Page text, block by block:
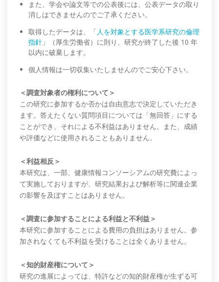
また、学会や論文等での公表後には、公表データの取り
消しはできませんのでご了承ください。
取得したデータは、「人を対象とする医学系研究の倫理
指針 」（厚生労働省）に則り、研究が終了した後 10 年
以内に破棄します。
個人情報は一切収集いたしませんのでご安心下さい。
＜調査対象者の権利について＞
この研究に参加するか否かは自由意志で決定していただき
ます。答えたくない質問項目については「無回答」にする
ことができ、それによる不利益はありません。また、成績
や評価などに使用されることもありません。
＜利益相反＞
本研究は、一部、健康情報コンソーシアムの研究費によっ
て実施しておりますが、研究結果および解析等に関連企業
の影響を及ぼすことはありません。
＜調査に参加することによる利益と不利益＞
本研究に参加することによる費用の負担はありません。参
加されなくても不利益を受けることは全くありません。
＜知的財産権について＞
研究の進展によっては、特許などの知的財産権が生ずる可